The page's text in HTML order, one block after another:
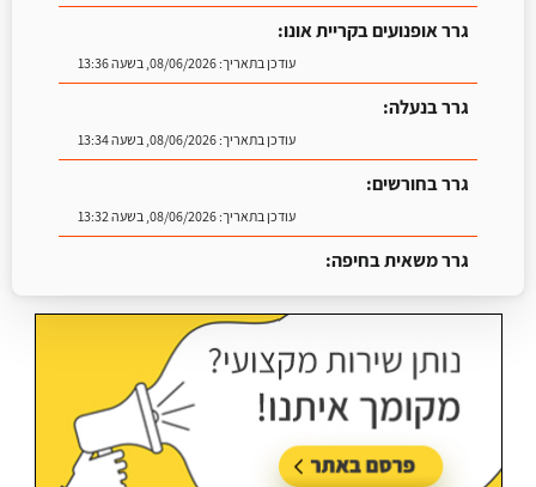
גרר אופנועים בקריית אונו:
עודכן בתאריך:08/06/2026, בשעה 13:36
גרר בנעלה:
עודכן בתאריך:08/06/2026, בשעה 13:34
גרר בחורשים:
עודכן בתאריך:08/06/2026, בשעה 13:32
גרר משאית בחיפה:
עודכן בתאריך:25/06/2026, בשעה 13:25